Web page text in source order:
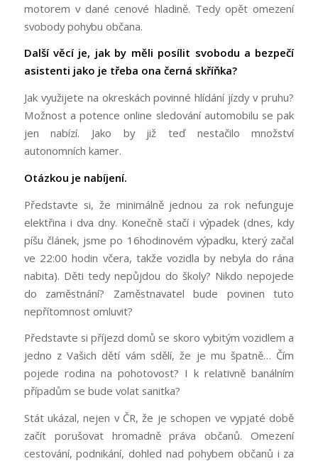
motorem v dané cenové hladině. Tedy opět omezení
svobody pohybu občana.
Další věcí je, jak by měli posílit svobodu a bezpečí
asistenti jako je třeba ona černá skříňka?
Jak využijete na okreskách povinné hlídání jízdy v pruhu?
Možnost a potence online sledování automobilu se pak
jen nabízí. Jako by již teď nestačilo množství
autonomních kamer.
Otázkou je nabíjení.
Představte si, že minimálně jednou za rok nefunguje
elektřina i dva dny. Konečně stačí i výpadek (dnes, kdy
píšu článek, jsme po 16hodinovém výpadku, který začal
ve 22:00 hodin včera, takže vozidla by nebyla do rána
nabita). Děti tedy nepůjdou do školy? Nikdo nepojede
do zaměstnání? Zaměstnavatel bude povinen tuto
nepřítomnost omluvit?
Představte si příjezd domů se skoro vybitým vozidlem a
jedno z Vašich dětí vám sdělí, že je mu špatně… Čím
pojede rodina na pohotovost? I k relativně banálním
případům se bude volat sanitka?
Stát ukázal, nejen v ČR, že je schopen ve vypjaté době
začít porušovat hromadně práva občanů. Omezení
cestování, podnikání, dohled nad pohybem občanů i za